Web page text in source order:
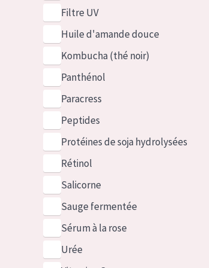
Filtre UV
Huile d'amande douce
Kombucha (thé noir)
Panthénol
Paracress
Peptides
Protéines de soja hydrolysées
Rétinol
Salicorne
Sauge fermentée
Sérum à la rose
Urée